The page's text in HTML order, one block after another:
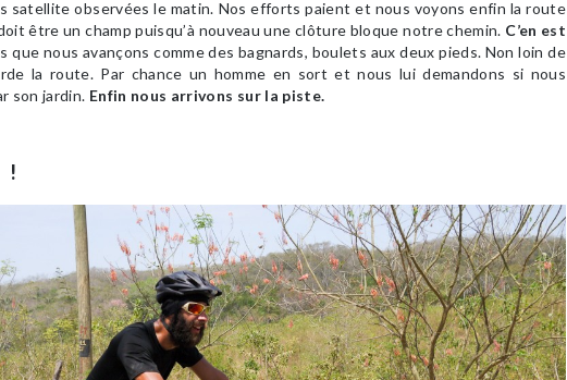
satellite observées le matin. Nos efforts paient et nous voyons enfin la route
être un champ puisqu’à nouveau une clôture bloque notre chemin. C’en est
que nous avançons comme des bagnards, boulets aux deux pieds. Non loin de
la route. Par chance un homme en sort et nous lui demandons si nous
son jardin. Enfin nous arrivons sur la piste.
!